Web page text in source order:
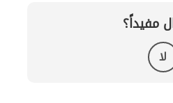
مفيداً؟
لا